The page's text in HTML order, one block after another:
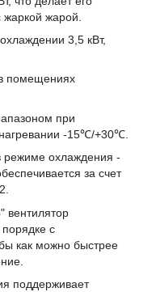
жарой.
3,5 кВт,
помещениях
при
-15℃/+30℃.
режиме охлаждения -
за счет
вентилятор
с
как можно быстрее
поддерживает